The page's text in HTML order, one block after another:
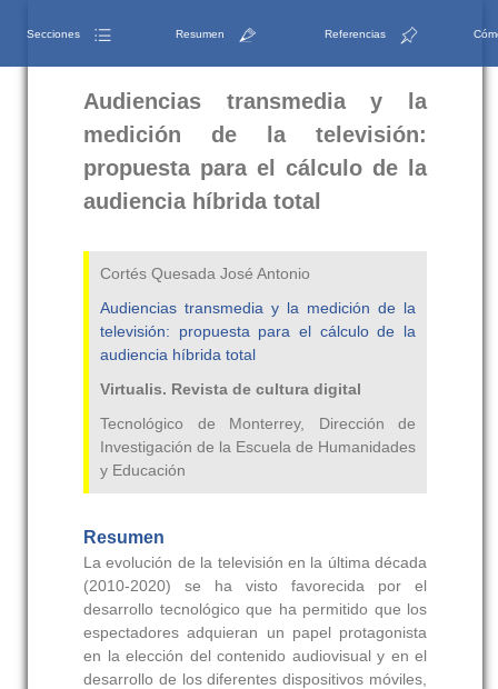
Secciones Resumen Referencias
Audiencias transmedia y la
medición de la televisión:
propuesta para el cálculo de la
audiencia híbrida total
Cortés Quesada José Antonio
Audiencias transmedia y la medición de la
televisión: propuesta para el cálculo de la
audiencia híbrida total
Virtualis. Revista de cultura digital
Tecnológico de Monterrey, Dirección de
Investigación de la Escuela de Humanidades
y Educación
Resumen
La evolución de la televisión en la última década
(2010-2020) se ha visto favorecida por el
desarrollo tecnológico que ha permitido que los
espectadores adquieran un papel protagonista
en la elección del contenido audiovisual y en el
desarrollo de los diferentes dispositivos móviles,